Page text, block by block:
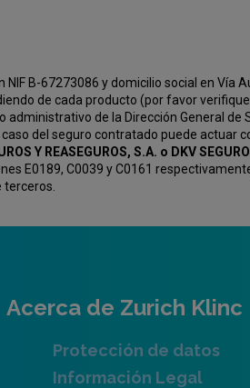
B-67273086 y domicilio social en Vía
de cada producto (por favor
de la Dirección General de
caso del seguro contratado puede actuar
Y REASEGUROS, S.A. o DKV
E0189, C0039 y C0161
terceros.
Acerca de Zurich Klinc
Protección de datos
Información Legal